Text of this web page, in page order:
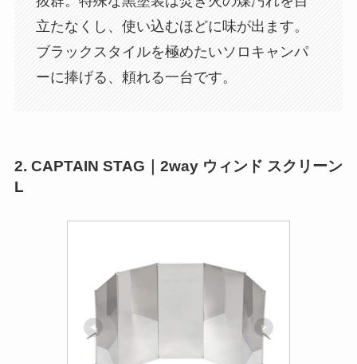
立たなくし、使い込むほどに味が出ます。
ブラックスタイルを極めたいソロキャンパ
ーに捧げる、頼れる一台です。
2. CAPTAIN STAG｜2way ウィンド スクリーン
L